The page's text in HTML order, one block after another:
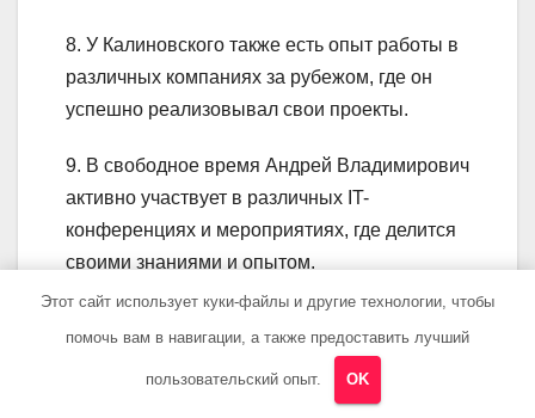
8. У Калиновского также есть опыт работы в
различных компаниях за рубежом, где он
успешно реализовывал свои проекты.
9. В свободное время Андрей Владимирович
активно участвует в различных IT-
конференциях и мероприятиях, где делится
своими знаниями и опытом.
нескольких статей и публикаций в области
программирования и информационных
Этот сайт использует куки-файлы и другие технологии, чтобы
помочь вам в навигации, а также предоставить лучший
пользовательский опыт. OK